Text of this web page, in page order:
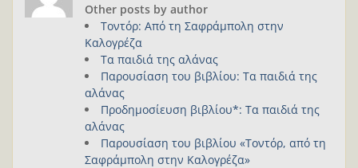
Other posts by author
Τοντόρ: Από τη Σαφράμπολη στην
Καλογρέζα
Τα παιδιά της αλάνας
Παρουσίαση του βιβλίου: Τα παιδιά της
αλάνας
Προδημοσίευση βιβλίου*: Τα παιδιά της
αλάνας
Παρουσίαση του βιβλίου «Τοντόρ, από τη
Σαφράμπολη στην Καλογρέζα»